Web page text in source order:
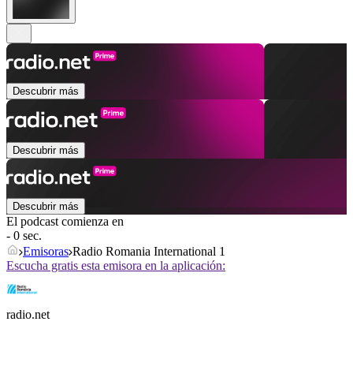
Descubrir más
Descubrir más
Descubrir más
El podcast comienza en
- 0 sec.
Emisoras Radio Romania International 1
Escucha gratis esta emisora en la aplicación:
radio.net